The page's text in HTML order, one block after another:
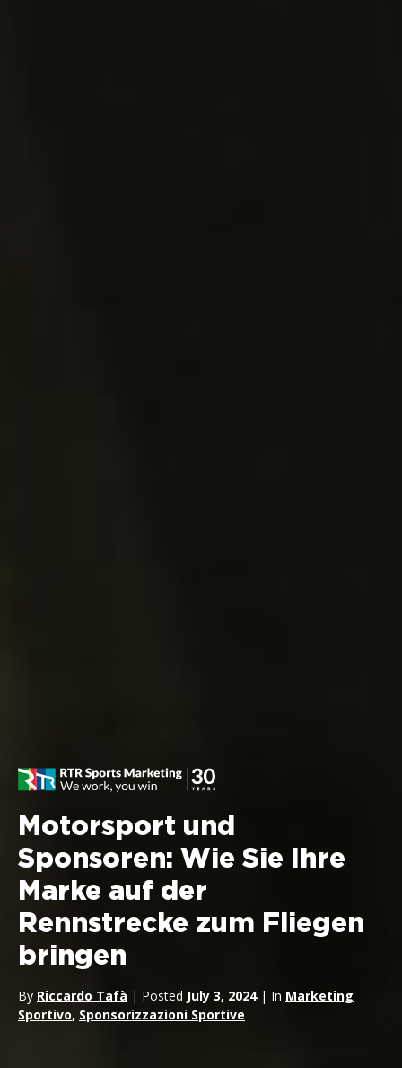
Motorsport und
Sponsoren: Wie Sie Ihre
Marke auf der
Rennstrecke zum Fliegen
bringen
By Riccardo Tafà | Posted July 3, 2024| In Marketing
Sportivo, Sponsorizzazioni Sportive